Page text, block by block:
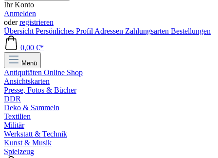
Ihr Konto
Anmelden
oderregistrieren
Übersicht Persönliches Profil Adressen Zahlungsarten Bestellungen
0,00 €*
Menü
Antiquitäten Online Shop
Ansichtskarten
Presse, Fotos & Bücher
DDR
Deko & Sammeln
Textilien
Militär
Werkstatt & Technik
Kunst & Musik
Spielzeug